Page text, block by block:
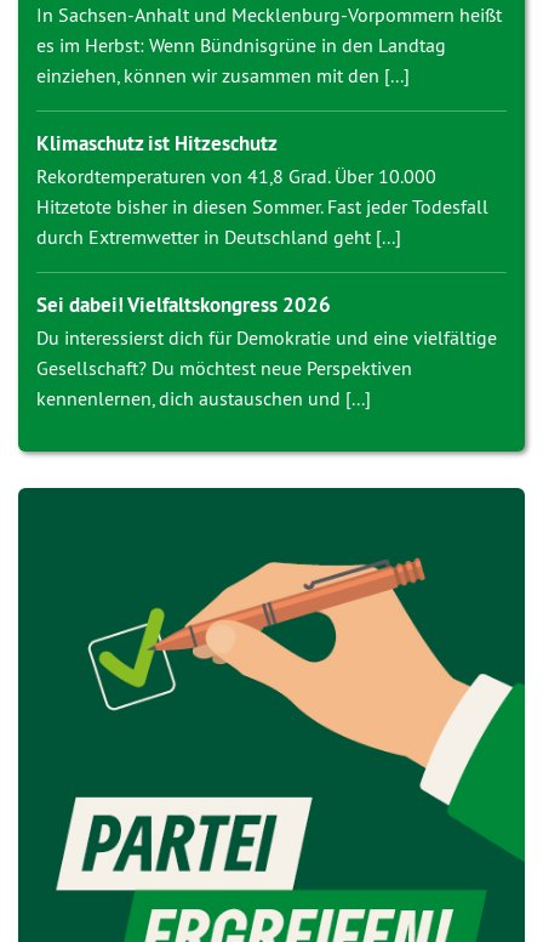
In Sachsen-Anhalt und Mecklenburg-Vorpommern heißt
es im Herbst: Wenn Bündnisgrüne in den Landtag
einziehen, können wir zusammen mit den [...]
Klimaschutz ist Hitzeschutz
Rekordtemperaturen von 41,8 Grad. Über 10.000
Hitzetote bisher in diesen Sommer. Fast jeder Todesfall
durch Extremwetter in Deutschland geht [...]
Sei dabei! Vielfaltskongress 2026
Du interessierst dich für Demokratie und eine vielfältige
Gesellschaft? Du möchtest neue Perspektiven
kennenlernen, dich austauschen und [...]